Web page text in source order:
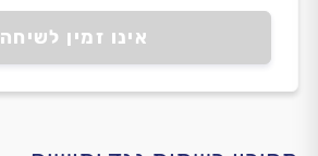
אינו זמין לשיחה